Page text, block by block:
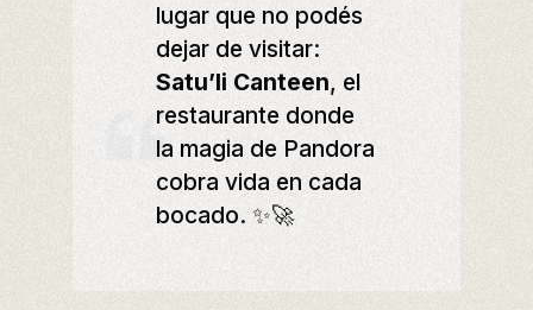
lugar que no podés
dejar de visitar:
Satu’li Canteen, el
restaurante donde
la magia de Pandora
cobra vida en cada
bocado. ✨🚀